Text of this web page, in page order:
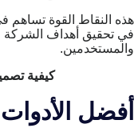
هذه النقاط القوة تساهم
في تحقيق أهداف الشركة
والمستخدمين.
كيفية
أفضل